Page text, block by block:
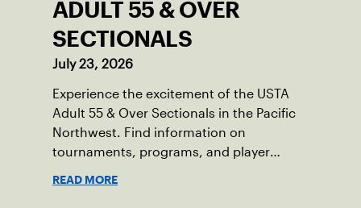
ADULT 55 & OVER
SECTIONALS
July 23, 2026
Experience the excitement of the USTA
Adult 55 & Over Sectionals in the Pacific
Northwest. Find information on
tournaments, programs, and player
READ MORE